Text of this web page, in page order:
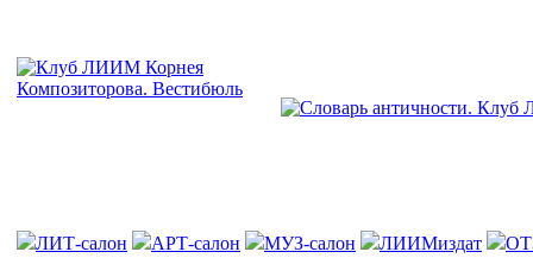
ЛИТ-салон АРТ-салон МУЗ-салон ЛИИМиздат